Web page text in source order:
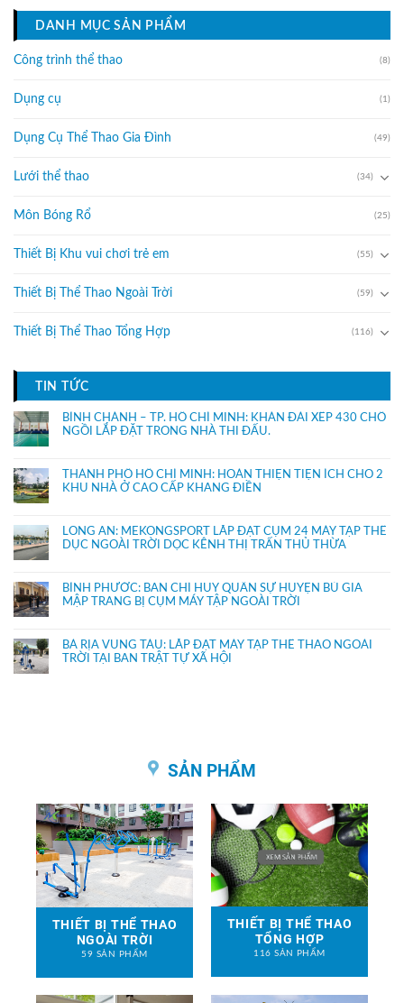
DANH MỤC SẢN PHẨM
Công trình thể thao (8)
Dụng cụ (1)
Dụng Cụ Thể Thao Gia Đình (49)
Lưới thể thao (34)
Môn Bóng Rổ (25)
Thiết Bị Khu vui chơi trẻ em (55)
Thiết Bị Thể Thao Ngoài Trời (59)
Thiết Bị Thể Thao Tổng Hợp (116)
TIN TỨC
BÌNH CHÁNH – TP. HỒ CHÍ MINH: KHÁN ĐÀI XẾP 430 CHỔ
NGỒI LẮP ĐẶT TRONG NHÀ THI ĐẤU.
THÀNH PHỐ HỒ CHÍ MINH: HOÀN THIỆN TIỆN ÍCH CHO 2
KHU NHÀ Ở CAO CẤP KHANG ĐIỀN
LONG AN: MEKONGSPORT LẮP ĐẶT CỤM 24 MÁY TẬP THỂ
DỤC NGOÀI TRỜI DỌC KÊNH THỊ TRẤN THỦ THỪA
BÌNH PHƯỚC: BAN CHỈ HUY QUÂN SỰ HUYỆN BÙ GIA
MẬP TRANG BỊ CỤM MÁY TẬP NGOÀI TRỜI
BÀ RỊA VŨNG TÀU: LẮP ĐẶT MÁY TẬP THỂ THAO NGOÀI
TRỜI TẠI BAN TRẬT TỰ XÃ HỘI
SẢN PHẨM
THIẾT BỊ THỂ THAO
NGOÀI TRỜI
59 SẢN PHẨM
THIẾT BỊ THỂ THAO
TỔNG HỢP
116 SẢN PHẨM